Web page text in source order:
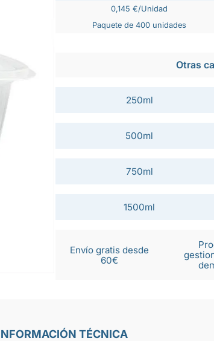
0,145 €/Unidad
Paquete de 400 unidades
Otras
250ml
500ml
750ml
1500ml
Envío gratis desde
60€
TÉCNICA